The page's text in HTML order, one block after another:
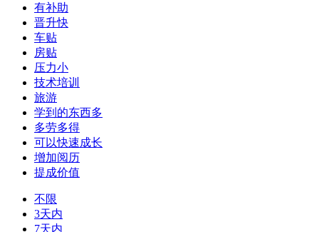
有补助
晋升快
车贴
房贴
压力小
技术培训
旅游
学到的东西多
多劳多得
可以快速成长
增加阅历
提成价值
不限
3天内
7天内